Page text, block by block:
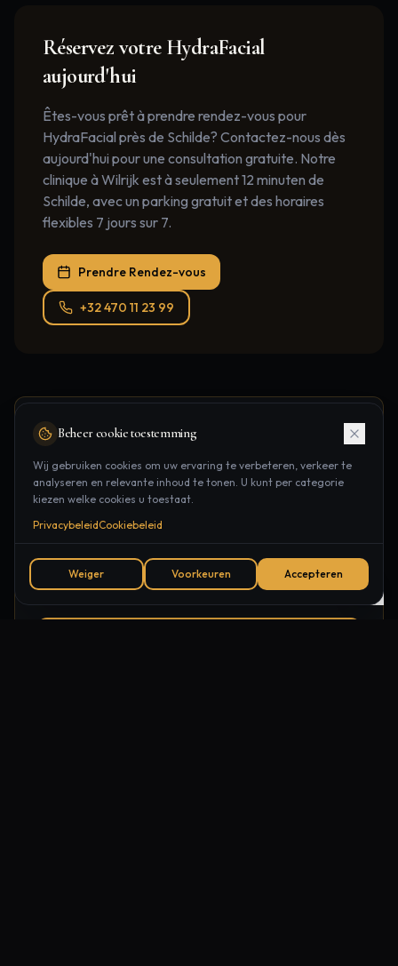
Réservez votre HydraFacial
aujourd'hui
Êtes-vous prêt à prendre rendez-vous pour
HydraFacial près de Schilde? Contactez-nous dès
aujourd'hui pour une consultation gratuite. Notre
clinique à Wilrijk est à seulement 12 minuten de
Schilde, avec un parking gratuit et des horaires
flexibles 7 jours sur 7.
Prendre Rendez-vous
+32 470 11 23 99
RéservezHydraFacial
Prenez rendez-vous dans notre clinique à Wilrijk, à
seulement 12 minutendeSchilde.
Boomsesteenweg 135/22, Wilrijk
12 minutendepuisSchilde
7j/7, aussi le soir
Beheer cookie toestemming
Wij gebruiken cookies om uw ervaring te verbeteren, verkeer te
analyseren en relevante inhoud te tonen. U kunt per categorie
kiezen welke cookies u toestaat.
PrivacybeleidCookiebeleid
Weiger Voorkeuren Accepteren